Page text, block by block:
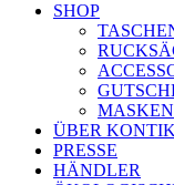
SHOP
MASKEN
ÜBER
PRESSE
HÄNDLER